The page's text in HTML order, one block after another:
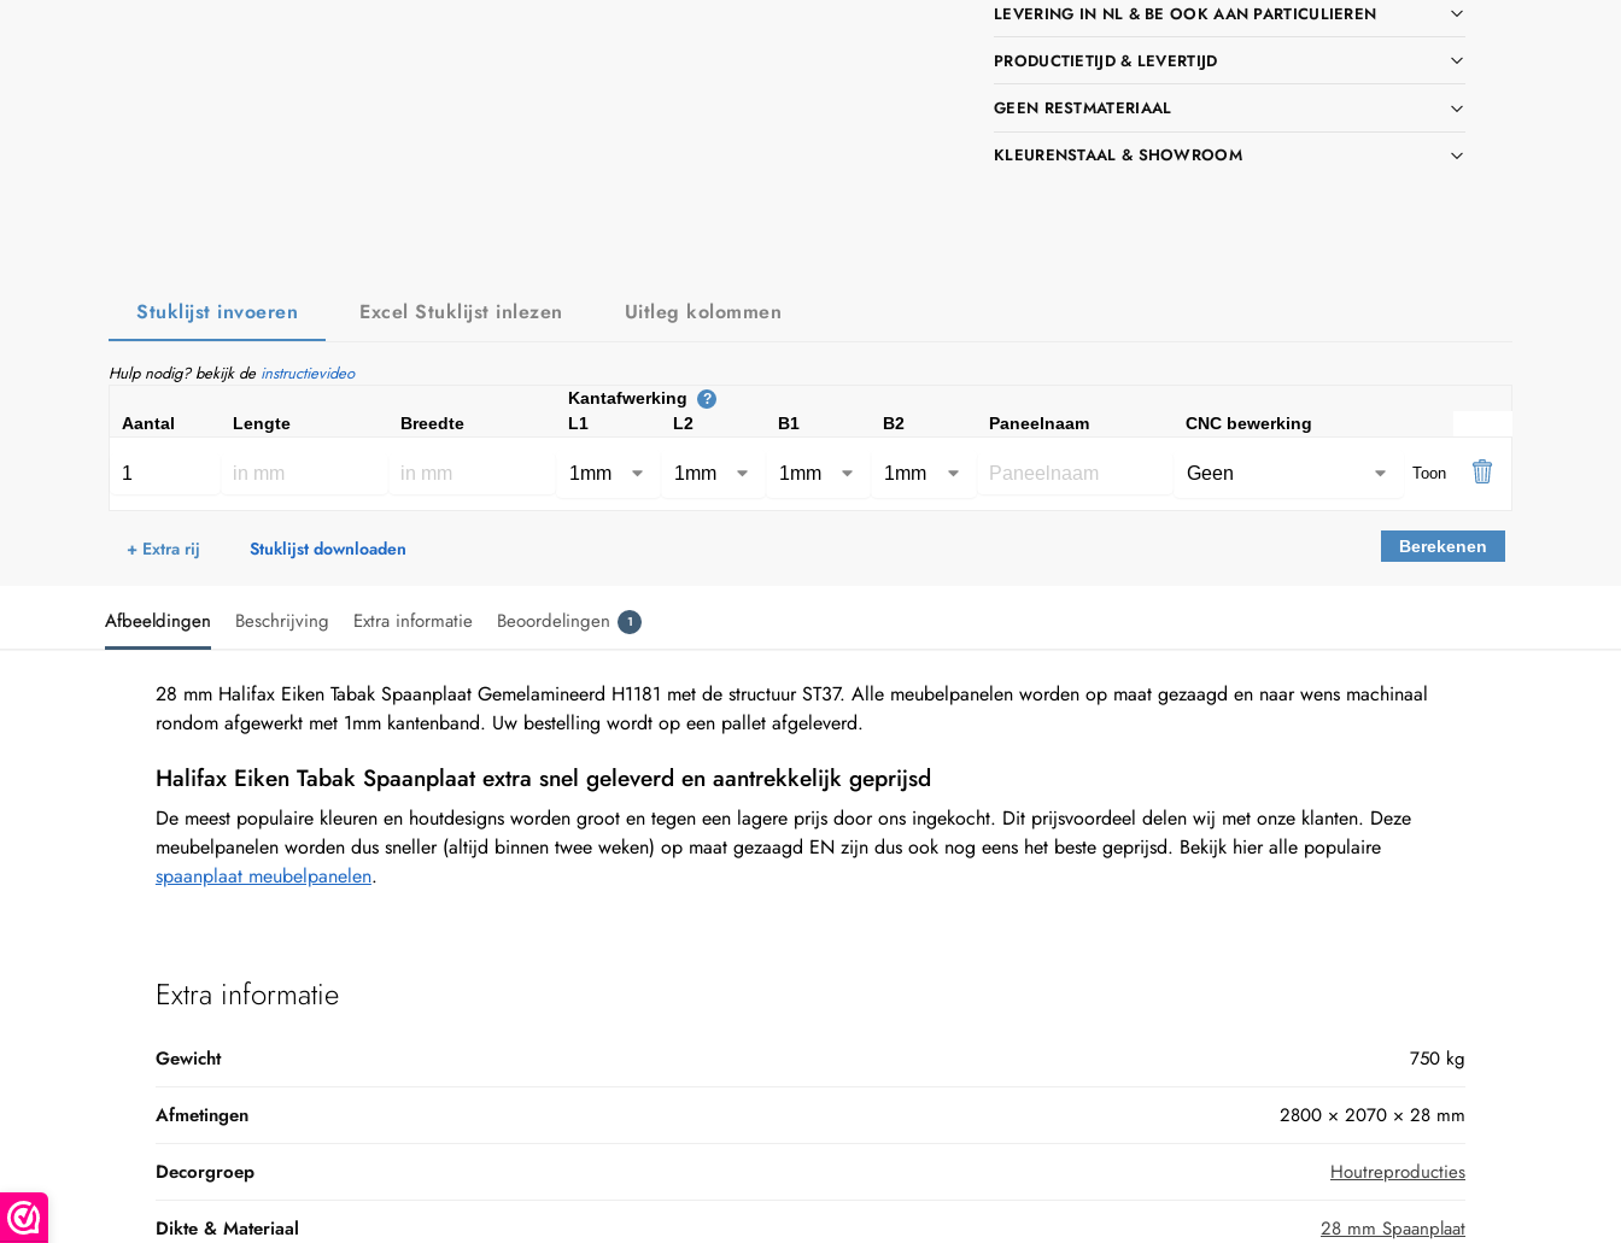
LEVERING IN NL & BE OOK AAN PARTICULIEREN
PRODUCTIETIJD & LEVERTIJD
GEEN RESTMATERIAAL
KLEURENSTAAL & SHOWROOM
Stuklijst invoeren Excel Stuklijst inlezen Uitleg kolommen
Hulp nodig? bekijk de instructievideo
Kantafwerking ?
Aantal Lengte Breedte L1 L2 B1 B2 Paneelnaam CNC bewerking
Toon
+ Extra rij Stuklijst downloaden Berekenen
Afbeeldingen Beschrijving Extra informatie Beoordelingen 1
28 mm Halifax Eiken Tabak Spaanplaat Gemelamineerd H1181 met de structuur ST37. Alle meubelpanelen worden op maat gezaagd en naar wens machinaal
rondom afgewerkt met 1mm kantenband. Uw bestelling wordt op een pallet afgeleverd.
Halifax Eiken Tabak Spaanplaat extra snel geleverd en aantrekkelijk geprijsd
De meest populaire kleuren en houtdesigns worden groot en tegen een lagere prijs door ons ingekocht. Dit prijsvoordeel delen wij met onze klanten. Deze
meubelpanelen worden dus sneller (altijd binnen twee weken) op maat gezaagd EN zijn dus ook nog eens het beste geprijsd. Bekijk hier alle populaire
spaanplaat meubelpanelen.
Extra informatie
Gewicht 750 kg
Afmetingen 2800 × 2070 × 28 mm
Decorgroep Houtreproducties
Dikte & Materiaal 28 mm Spaanplaat